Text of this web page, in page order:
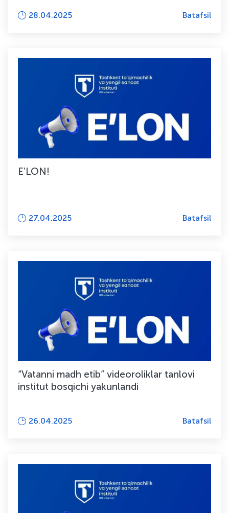
28.04.2025 Batafsil
EʼLON!
27.04.2025 Batafsil
“Vatanni madh etib” videoroliklar tanlovi
institut bosqichi yakunlandi
26.04.2025 Batafsil